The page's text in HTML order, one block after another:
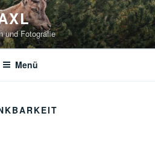
und Fotografie
Menü